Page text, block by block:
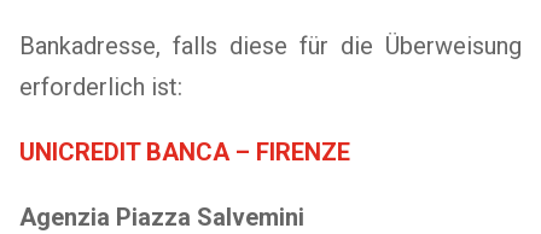
Bankadresse, falls diese für die Überweisung
erforderlich ist:
UNICREDIT BANCA – FIRENZE
Agenzia Piazza Salvemini